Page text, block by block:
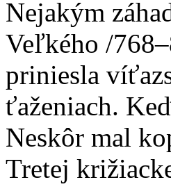
Nejakým
Veľkého /
priniesla
ťaženiach.
Neskôr mal
Tretej